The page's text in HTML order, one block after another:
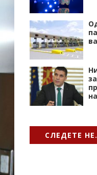
СЛЕДЕТЕ